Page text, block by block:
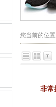
您当前的位置
非常